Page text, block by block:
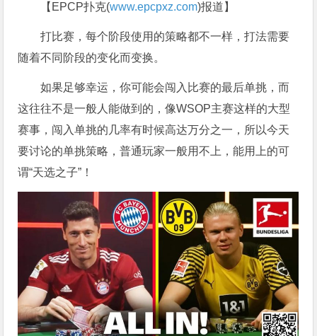
【EPCP扑克(www.epcpxz.com)报道】
打比赛，每个阶段使用的策略都不一样，打法需要
随着不同阶段的变化而变换。
如果足够幸运，你可能会闯入比赛的最后单挑，而
这往往不是一般人能做到的，像WSOP主赛这样的大型
赛事，闯入单挑的几率有时候高达万分之一，所以今天
要讨论的单挑策略，普通玩家一般用不上，能用上的可
谓“天选之子”！